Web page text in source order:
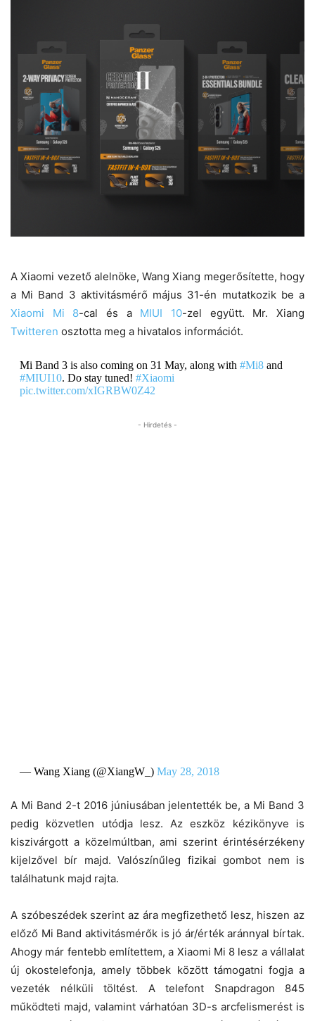
A Xiaomi vezető alelnöke, Wang Xiang megerősítette, hogy
a Mi Band 3 aktivitásmérő május 31-én mutatkozik be a
Xiaomi Mi 8-cal és a MIUI 10-zel együtt. Mr. Xiang
Twitteren osztotta meg a hivatalos információt.
Mi Band 3 is also coming on 31 May, along with #Mi8and
#MIUI10. Do stay tuned! #Xiaomi
pic.twitter.com/xIGRBW0Z42
- Hirdetés -
— Wang Xiang (@XiangW_) May 28, 2018
A Mi Band 2-t 2016 júniusában jelentették be, a Mi Band 3
pedig közvetlen utódja lesz. Az eszköz kézikönyve is
kiszivárgott a közelmúltban, ami szerint érintésérzékeny
kijelzővel bír majd. Valószínűleg fizikai gombot nem is
találhatunk majd rajta.
A szóbeszédek szerint az ára megfizethető lesz, hiszen az
előző Mi Band aktivitásmérők is jó ár/érték aránnyal bírtak.
Ahogy már fentebb említettem, a Xiaomi Mi 8 lesz a vállalat
új okostelefonja, amely többek között támogatni fogja a
vezeték nélküli töltést. A telefont Snapdragon 845
működteti majd, valamint várhatóan 3D-s arcfelismerést is